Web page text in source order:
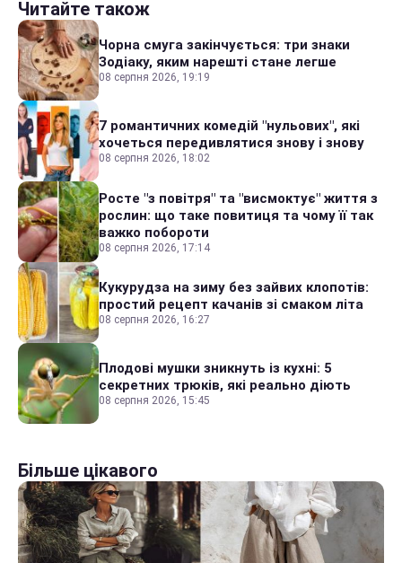
Читайте також
Чорна смуга закінчується: три знаки
Зодіаку, яким нарешті стане легше
08 серпня 2026, 19:19
7 романтичних комедій "нульових", які
хочеться передивлятися знову і знову
08 серпня 2026, 18:02
Росте "з повітря" та "висмоктує" життя з
рослин: що таке повитиця та чому її так
важко побороти
08 серпня 2026, 17:14
Кукурудза на зиму без зайвих клопотів:
простий рецепт качанів зі смаком літа
08 серпня 2026, 16:27
Плодові мушки зникнуть із кухні: 5
секретних трюків, які реально діють
08 серпня 2026, 15:45
Більше цікавого